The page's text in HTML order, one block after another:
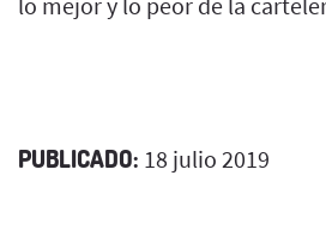
PUBLICADO: 18 julio 2019